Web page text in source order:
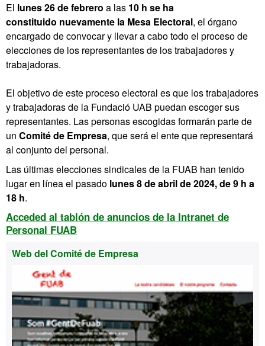
El lunes 26 de febrero a las 10 h se ha
constituido nuevamente la Mesa Electoral, el órgano
encargado de convocar y llevar a cabo todo el proceso de
elecciones de los representantes de los trabajadores y
trabajadoras.
El objetivo de este proceso electoral es que los trabajadores
y trabajadoras de la Fundació UAB puedan escoger sus
representantes. Las personas escogidas formarán parte de
un Comité de Empresa, que será el ente que representará
al conjunto del personal.
Las últimas elecciones sindicales de la FUAB han tenido
lugar en línea el pasado lunes 8 de abril de 2024, de 9 h a
18 h.
Acceded al tablón de anuncios de la Intranet de
Personal FUAB
Información
complementaria
Web del Comité de Empresa